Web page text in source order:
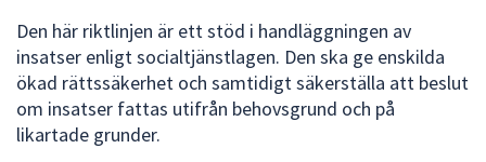
Den här riktlinjen är ett stöd i handläggningen av
insatser enligt socialtjänstlagen. Den ska ge enskilda
ökad rättssäkerhet och samtidigt säkerställa att beslut
om insatser fattas utifrån behovsgrund och på
likartade grunder.